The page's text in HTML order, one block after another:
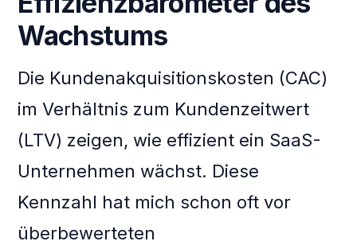
Wachstums
Die Kundenakquisitionskosten (CAC)
im Verhältnis zum Kundenzeitwert
(LTV) zeigen, wie effizient ein SaaS-
Unternehmen wächst. Diese
Kennzahl hat mich schon oft vor
überbewerteten